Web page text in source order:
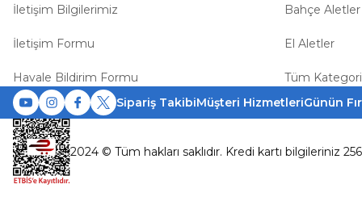
İletişim Bilgilerimiz
İletişim Formu
Havale Bildirim Formu
Bahçe Aletler
El Aletler
Tüm
Sipariş TakibiMüşteri HizmetleriGünün
2024 © Tüm hakları saklıdır. Kredi kartı bilgileriniz